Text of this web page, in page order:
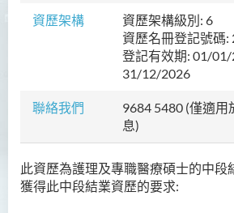
資歷架構
資歷架構級別: 6
資歷名冊登記號碼
登記有效期: 01/01/
31/12/2026
聯絡我們 9684 5480 (僅適用
息)
此資歷為護理及專職醫療碩士的中段
獲得此中段結業資歷的要求:
護理及專職
讀制)
簡介
學費
護理及專職
讀制)
私人銀行及